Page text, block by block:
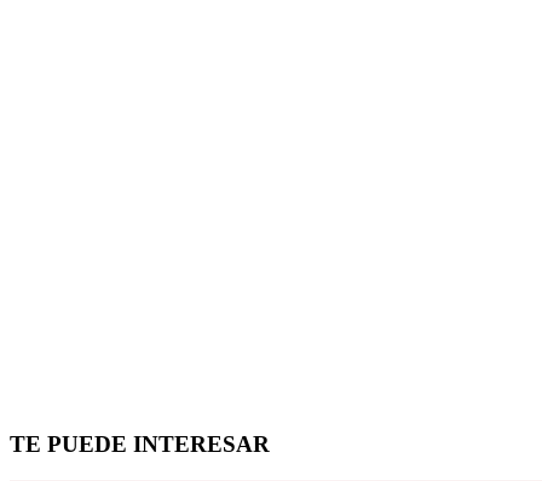
TE PUEDE INTERESAR